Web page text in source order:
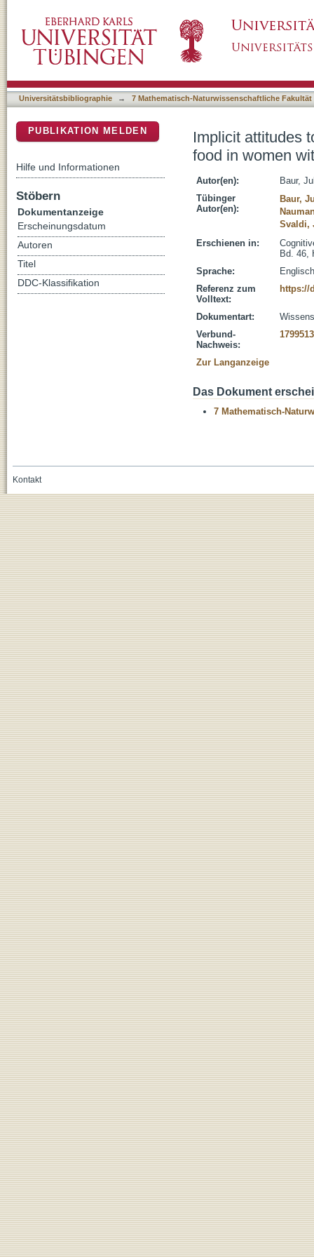
and obesity
Universitätsbibliographie → 7 Mathematisch-Naturwissenschaftliche Fakultät
Implicit attitudes
food in women
Autor(en):
Baur,
Tübinger
Autor(en):
Baur,
Svaldi,
Erschienen in:
Bd. 46,
Sprache:
Englisch
Referenz zum
Volltext:
https://
Dokumentart:
Verbund-
Nachweis:
Zur Langanzeige
Das Dokument
7 Mathematisch-
PUBLIKATION MELDEN
Hilfe und Informationen
Stöbern
Dokumentanzeige
Erscheinungsdatum
Autoren
Titel
DDC-Klassifikation
Kontakt